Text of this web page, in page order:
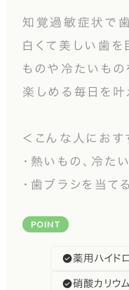
知覚過敏症状で歯
白くて美しい歯を
ものや冷たいもの
楽しめる毎日を叶
＜こんな人におす
・熱いもの、冷た
・歯ブラシを当て
POINT
薬用ハイド
硝酸カリウ